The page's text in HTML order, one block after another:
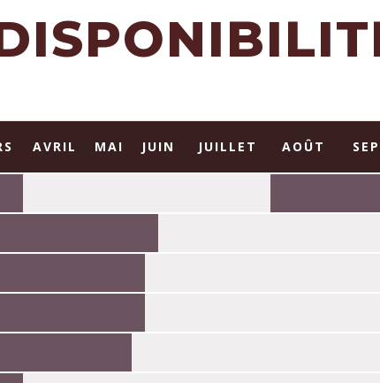
AVRIL MAI JUIN JUILLET AOÛT